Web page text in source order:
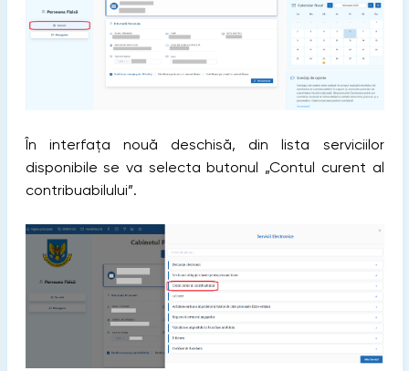
În interfața nouă deschisă, din lista serviciilor
disponibile se va selecta butonul „Contul curent al
contribuabilului”.